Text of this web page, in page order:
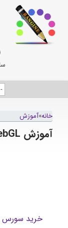
خانه»آموزش
آموزش WebGL
خرید سورس فایل های 16